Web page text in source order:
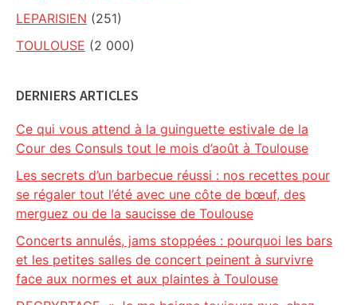
LEPARISIEN (251)
TOULOUSE (2 000)
DERNIERS ARTICLES
Ce qui vous attend à la guinguette estivale de la
Cour des Consuls tout le mois d’août à Toulouse
Les secrets d’un barbecue réussi : nos recettes pour
se régaler tout l’été avec une côte de bœuf, des
merguez ou de la saucisse de Toulouse
Concerts annulés, jams stoppées : pourquoi les bars
et les petites salles de concert peinent à survivre
face aux normes et aux plaintes à Toulouse